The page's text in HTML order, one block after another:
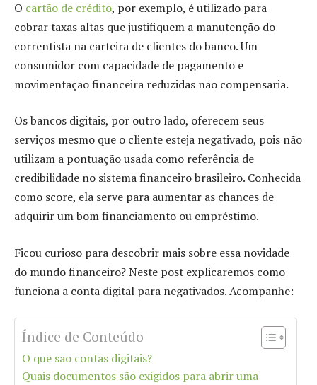
O cartão de crédito, por exemplo, é utilizado para
cobrar taxas altas que justifiquem a manutenção do
correntista na carteira de clientes do banco. Um
consumidor com capacidade de pagamento e
movimentação financeira reduzidas não compensaria.
Os bancos digitais, por outro lado, oferecem seus
serviços mesmo que o cliente esteja negativado, pois não
utilizam a pontuação usada como referência de
credibilidade no sistema financeiro brasileiro. Conhecida
como score, ela serve para aumentar as chances de
adquirir um bom financiamento ou empréstimo.
Ficou curioso para descobrir mais sobre essa novidade
do mundo financeiro? Neste post explicaremos como
funciona a conta digital para negativados. Acompanhe:
Índice de Conteúdo
O que são contas digitais?
Quais documentos são exigidos para abrir uma